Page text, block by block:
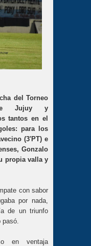
del Torneo
de Jujuy y
tantos en el
para los
(3'PT) e
Gonzalo
propia valla y
con sabor
por nada,
de un triunfo
en ventaja